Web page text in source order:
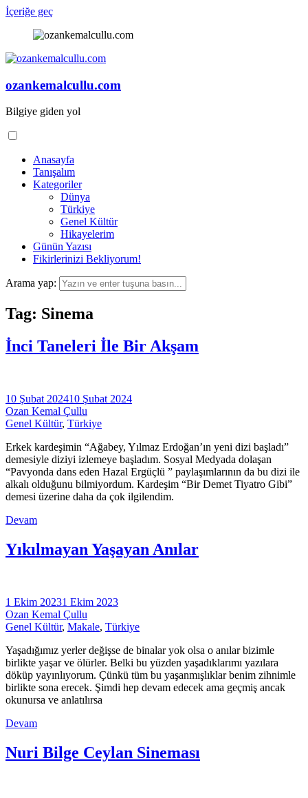
İçeriğe geç
ozankemalcullu.com
Bilgiye giden yol
Anasayfa
Tanışalım
Kategoriler
Dünya
Türkiye
Genel Kültür
Hikayelerim
Günün Yazısı
Fikirlerinizi Bekliyorum!
Arama yap:
Tag: Sinema
İnci Taneleri İle Bir Akşam
10 Şubat 202410 Şubat 2024
Ozan Kemal Çullu
Genel Kültür, Türkiye
Erkek kardeşimin “Ağabey, Yılmaz Erdoğan’ın yeni dizi başladı”
demesiyle diziyi izlemeye başladım. Sosyal Medyada dolaşan
“Pavyonda dans eden Hazal Ergüçlü ” paylaşımlarının da bu dizi ile
alkalı olduğunu bilmiyordum. Kardeşim “Bir Demet Tiyatro Gibi”
demesi üzerine daha da çok ilgilendim.
Devam
Yıkılmayan Yaşayan Anılar
1 Ekim 20231 Ekim 2023
Ozan Kemal Çullu
Genel Kültür, Makale, Türkiye
Yaşadığımız yerler değişse de binalar yok olsa o anılar bizimle
birlikte yaşar ve ölürler. Belki bu yüzden yaşadıklarımı yazılara
döküp yayınlıyorum. Çünkü tüm bu yaşanmışlıklar benim zihnimle
birlikte sona erecek. Şimdi hep devam edecek ama geçmiş ancak
okunursa ve anlatılırsa
Devam
Nuri Bilge Ceylan Sineması